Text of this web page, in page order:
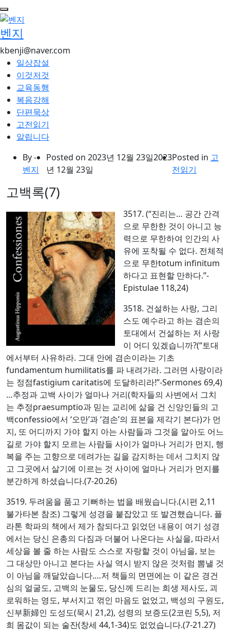
콘
텐
츠
로
건
너
뛰
기
벤지
kbenji@naver.com
일상잡설
이것저것
교육동행
복음강해
단편묵상
고전읽기
알립니다
By -
벤지
Posted on 2023년 12월 23일2023
년 12월 23일
Posted in 고
전읽기
고백록(7)
3517. (“진리는… 공간 간격
으로 무한한 것이 아니고 능
력으로 무한하여 인간의 사
유에 포착될 수 없다. 전체적
으로 무한totum infinitum
하다고 표현할 만하다.”-
Epistulae 118,24)
3518. 건설하는 사랑, 그리
스도 예수라고 하는 겸손의
토대에서 건설하는 저 사랑
이 어디 있겠습니까?(“토대
에서부터 사유하라. 그대 안에 겸손이라는 기초
fundamentum humilitatis를 파 내려가라. 그러면 사랑이라
는 정점fastigium caritatis에 도달하리라!”-Sermones 69,4)
…추정과 고백 사이가 얼마나 거리(학자들의 사변에서 그치
는 추정praesumptio과 믿는 교리에 삶을 건 신앙인들의 고
백confessio에서 ‘오만’과 ‘겸손’의 표본을 제각기 본다)가 먼
지, 또 어디까지 가야 할지 아는 사람들과 그것을 알아도 어느
길로 가야 할지 모르는 사람들 사이가 얼마나 거리가 먼지, 행
복을 주는 고향으로 데려가는 길을 감지하는 데서 그치지 않
고 그곳에서 살기에 이르는 것 사이에 얼마나 거리가 먼지를
분간하게 하셨습니다.(7-20.26)
3519. 두려움을 품고 기뻐하는 법을 배웠습니다.(시편 2,11
불가타본 참조) 그렇게 성경을 붙잡았고 또 발견했습니다. 플
라톤 학파의 책에서 제가 참되다고 읽었던 내용이 여기 성경
에서는 당신 은총의 다짐과 더불어 나온다는 사실을, 따라서
세상을 볼 줄 하는 사람도 스스로 자랑할 것이 아님을, 보는
그 대상만 아니고 본다는 사실 역시 받지 않은 것처럼 뽐낼 것
이 아님을 깨달았습니다.…저 책들의 면면에는 이 같은 경건
심의 얼굴도, 고백의 눈물도, 당신께 드리는 희생 제사도, 괴
로워하는 영도, 부서지고 꺾인 마음도 없었고, 백성의 구원도,
신부新婦인 도성도(묵시 21,2), 성령의 보증도(2코린 5,5), 저
희 몸값이 되는 술잔(창세 44,1-34)도 없었습니다.(7-21.27)